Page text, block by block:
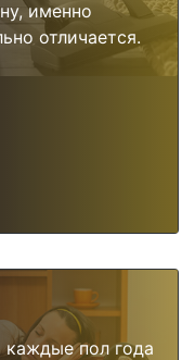
именно
отличается.
пол года